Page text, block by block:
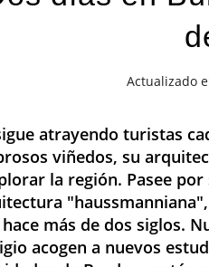
Actualizado
atrayendo turistas
viñedos, su
la región. Pasee por
más de dos siglos.
acogen a nuevos